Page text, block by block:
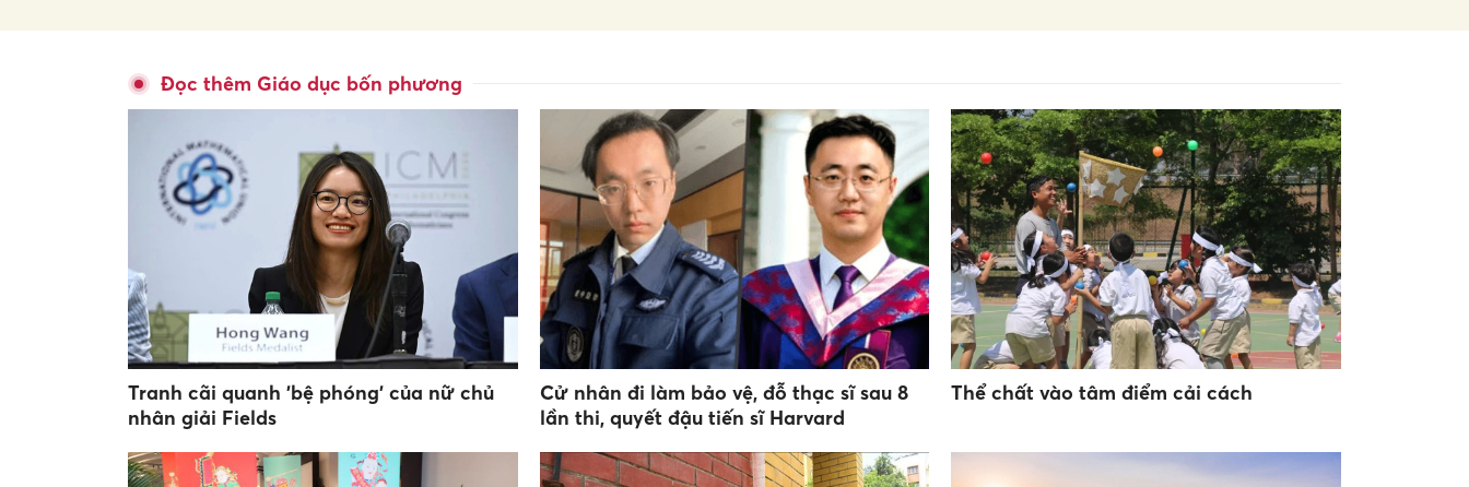
Đọc thêm Giáo dục bốn phương
Tranh cãi quanh 'bệ phóng' của nữ chủ
nhân giải Fields
Cử nhân đi làm bảo vệ, đỗ thạc sĩ sau 8
lần thi, quyết đậu tiến sĩ Harvard
Thể chất vào tâm điểm cải cách